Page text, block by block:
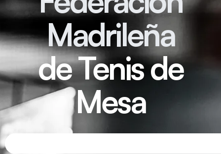
de Tenis de
Mesa
Madrileña